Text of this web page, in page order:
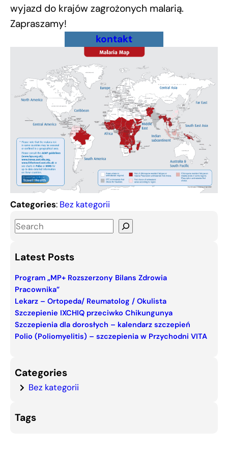
wyjazd do krajów zagrożonych malarią.
Zapraszamy!
kontakt
Categories: Bez kategorii
S
a
c
h
Latest Posts
Program „MP+ Rozszerzony Bilans Zdrowia
Pracownika”
Lekarz – Ortopeda/ Reumatolog / Okulista
Szczepienie IXCHIQ przeciwko Chikungunya
Szczepienia dla dorosłych – kalendarz szczepień
Polio (Poliomyelitis) – szczepienia w Przychodni VITA
Categories
Bez kategorii
Tags